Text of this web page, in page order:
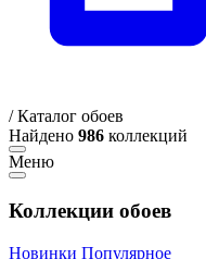
/Каталог обоев
Найдено 986 коллекций
Меню
Коллекции обоев
Новинки Популярное